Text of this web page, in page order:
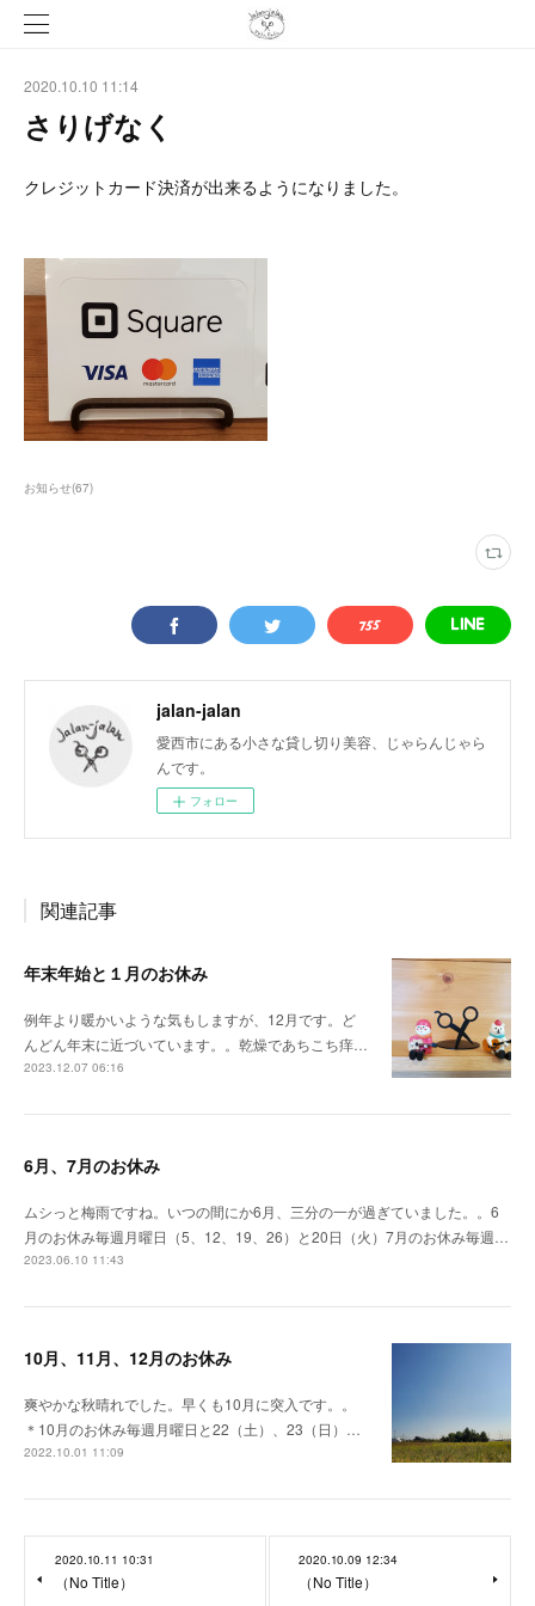
2020.10.10 11:14
さりげなく
クレジットカード決済が出来るようになりました。
お知らせ(67)
jalan-jalan
愛西市にある小さな貸し切り美容、じゃらんじゃら
んです。
フォロー
関連記事
年末年始と１月のお休み
例年より暖かいような気もしますが、12月です。ど
んどん年末に近づいています。。乾燥であちこち痒…
2023.12.07 06:16
6月、7月のお休み
ムシっと梅雨ですね。いつの間にか6月、三分の一が過ぎていました。。6
月のお休み毎週月曜日（5、12、19、26）と20日（火）7月のお休み毎週…
2023.06.10 11:43
10月、11月、12月のお休み
爽やかな秋晴れでした。早くも10月に突入です。。
＊10月のお休み毎週月曜日と22（土）、23（日）…
2022.10.01 11:09
2020.10.11 10:31
（No Title）
2020.10.09 12:34
（No Title）